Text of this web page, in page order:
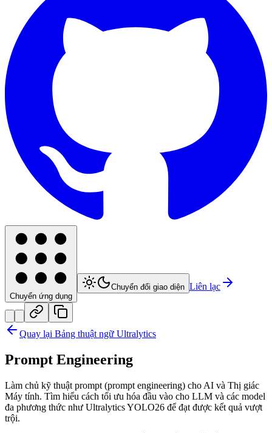
Chuyển ứng dụng
Chuyển đổi giao diện Liên lạc
Quay lại Bảng thuật ngữ Ultralytics
Prompt Engineering
Làm chủ kỹ thuật prompt (prompt engineering) cho AI và Thị giác
Máy tính. Tìm hiểu cách tối ưu hóa đầu vào cho LLM và các model
đa phương thức như Ultralytics YOLO26 để đạt được kết quả vượt
trội.